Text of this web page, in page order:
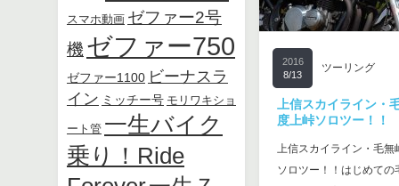
スマホ動画 ゼファー2号
機 ゼファー750
ゼファー1100 ビーナスラ
イン ミッチー号 モリワキショ
ート管 一生バイク
乗り！Ride
2016
8/13
ツーリング
上信スカイライン・
度上峠ソロツー！！
上信スカイライン・毛無
ソロツー！！はじめて